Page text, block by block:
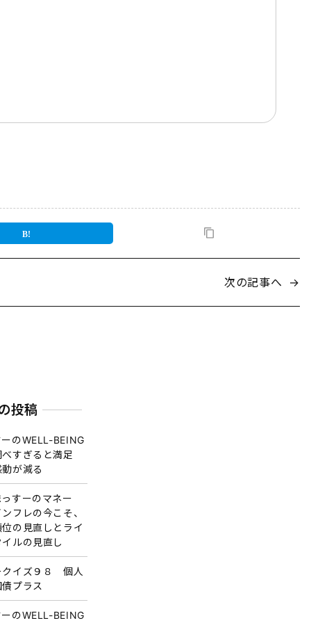
次の記事へ →
投稿
のWELL-BEING
すぎると満足
が減る
すーのマネー
フレの今こそ、
の見直しとライ
ルの見直し
クイズ９８ 個人
プラス
のWELL-BEING